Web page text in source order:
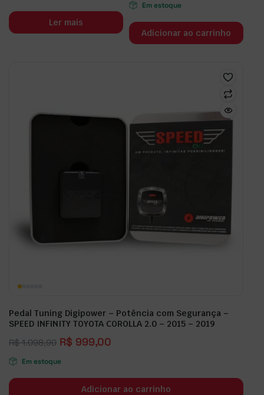
Ler mais
Em estoque
Adicionar ao carrinho
Pedal Tuning Digipower – Potência com Segurança –
SPEED INFINITY TOYOTA COROLLA 2.0 – 2015 – 2019
R$1.098,90 R$ 999,00
Em estoque
Adicionar ao carrinho